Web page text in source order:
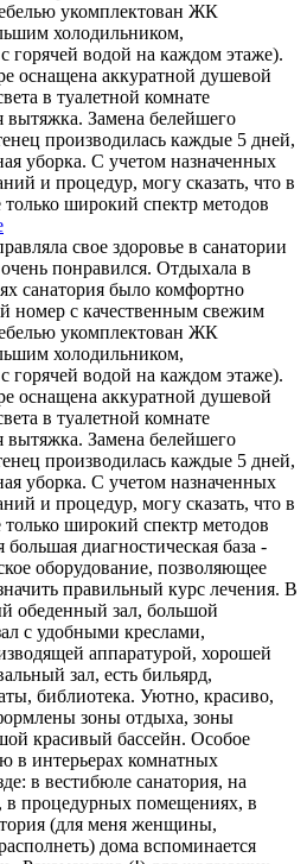
укомплектован ЖК
холодильником,
горячей водой на каждом этаже).
оснащена аккуратной душевой
в туалетной комнате
вытяжка. Замена белейшего
производилась каждые 5 дней,
уборка. С учетом назначенных
и процедур, могу сказать, что в
широкий спектр методов
свое здоровье в санатории
понравился. Отдыхала в
санатория было комфортно
номер с качественным свежим
укомплектован ЖК
холодильником,
горячей водой на каждом этаже).
оснащена аккуратной душевой
в туалетной комнате
вытяжка. Замена белейшего
производилась каждые 5 дней,
уборка. С учетом назначенных
и процедур, могу сказать, что в
широкий спектр методов
диагностическая база -
оборудование, позволяющее
правильный курс лечения. В
обеденный зал, большой
с удобными креслами,
аппаратурой, хорошей
зал, есть бильярд,
библиотека. Уютно, красиво,
зоны отдыха, зоны
красивый бассейн. Особое
в интерьерах комнатных
в вестибюле санатория, на
в процедурных помещениях, в
(для меня женщины,
дома вспоминается